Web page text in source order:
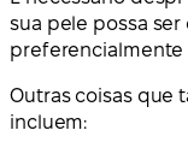
sua pele possa ser
preferencialmente
Outras coisas que
incluem: